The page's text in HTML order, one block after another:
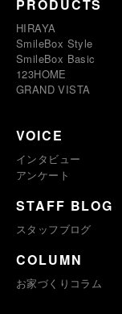
PRODUCTS
HIRAYA
SmileBox Style
SmileBox Basic
123HOME
GRAND VISTA
VOICE
インタビュー
アンケート
STAFF BLOG
スタッフブログ
COLUMN
お家づくりコラム